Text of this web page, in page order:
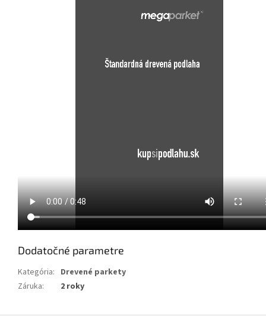
Dodatočné parametre
Kategória: Drevené parkety
Záruka: 2 roky